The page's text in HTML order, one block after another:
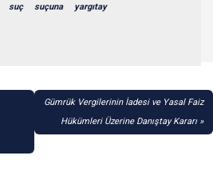
suç suçuna yargıtay
Gümrük Vergilerinin İadesi ve Yasal Faiz
Hükümleri Üzerine Danıştay Kararı